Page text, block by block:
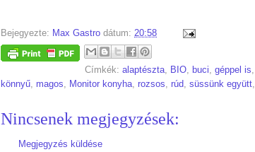
Bejegyezte: Max Gastro dátum: 20:58
Címkék: alaptészta, BIO, buci, géppel is,
könnyű, magos, Monitor konyha, rozsos, rúd, süssünk együtt,
Nincsenek megjegyzések:
Megjegyzés küldése